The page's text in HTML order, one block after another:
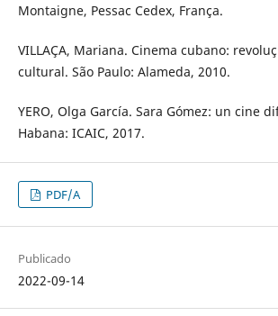
Montaigne, Pessac Cedex, França.
VILLAÇA, Mariana. Cinema cubano:
cultural. São Paulo: Alameda, 2010.
YERO, Olga García. Sara Gómez: un cine
Habana: ICAIC, 2017.
PDF/A
Publicado
2022-09-14